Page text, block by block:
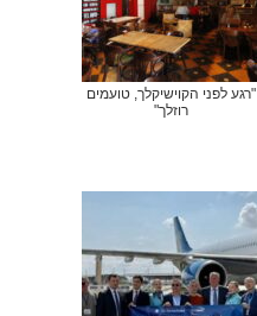
"רגע לפני הקוישיקלך, טועמים
רוזלך"